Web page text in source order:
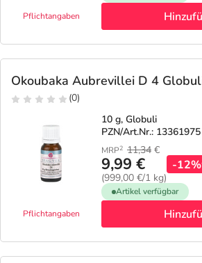
Pflichtangaben
Okoubaka Aubrevillei D 4
(0)
Pflichtangaben
10 g, Globuli
PZN/Art.Nr.: 13361975
MRP2 11,34 €
9,99 €
(999,00 €/1 kg)
-12%
Artikel verfügbar